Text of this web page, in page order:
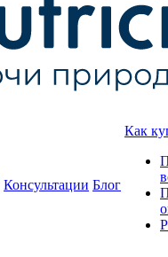
Консультации Блог
Как